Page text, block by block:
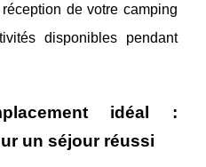
de votre camping
disponibles pendant
idéal :
un séjour réussi